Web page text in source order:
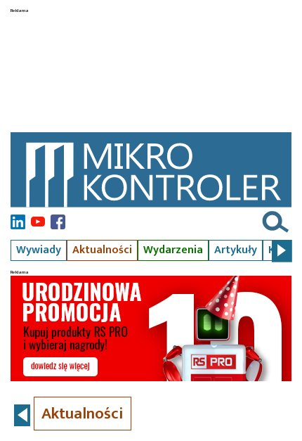
Wywiady Aktualności Wydarzenia Artykuły Kursy
Aktualności